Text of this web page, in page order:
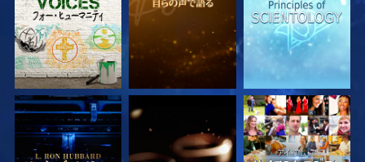
シリーズを探求 シリーズを探求 観る